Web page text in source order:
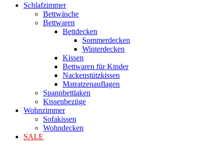
Schlafzimmer
Bettwäsche
Bettwaren
Bettdecken
Sommerdecken
Winterdecken
Kissen
Bettwaren für Kinder
Nackenstützkissen
Matratzenauflagen
Spannbettlaken
Kissenbezüge
Wohnzimmer
Sofakissen
Wohndecken
SALE